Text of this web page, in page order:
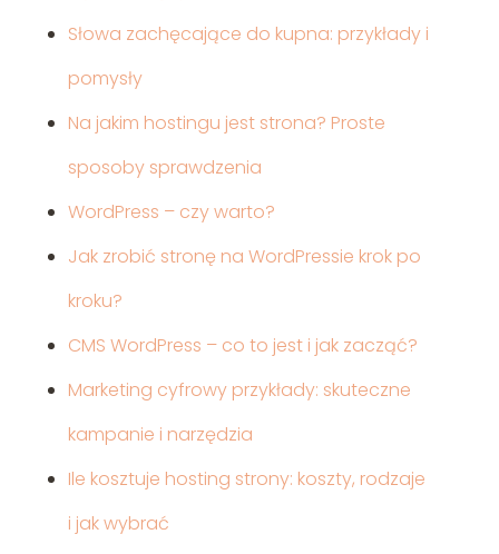
Słowa zachęcające do kupna: przykłady i
pomysły
Na jakim hostingu jest strona? Proste
sposoby sprawdzenia
WordPress – czy warto?
Jak zrobić stronę na WordPressie krok po
kroku?
CMS WordPress – co to jest i jak zacząć?
Marketing cyfrowy przykłady: skuteczne
kampanie i narzędzia
Ile kosztuje hosting strony: koszty, rodzaje
i jak wybrać